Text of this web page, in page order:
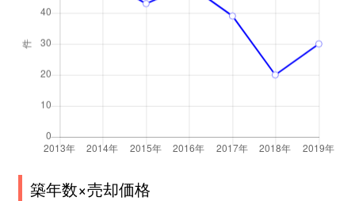
築年数×売却価格